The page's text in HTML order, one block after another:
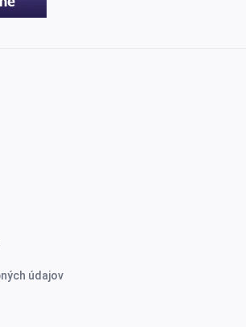
hodnotenie
poder criar novas categorias nas
zapewniająca prawidłową
Dziękuję”
údajov